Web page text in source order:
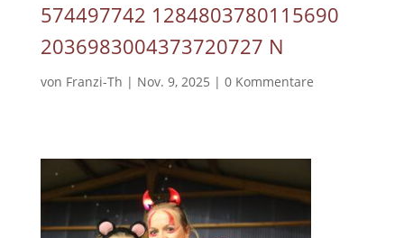
574497742 1284803780115690
2036983004373720727 N
von Franzi-Th | Nov. 9, 2025 | 0 Kommentare